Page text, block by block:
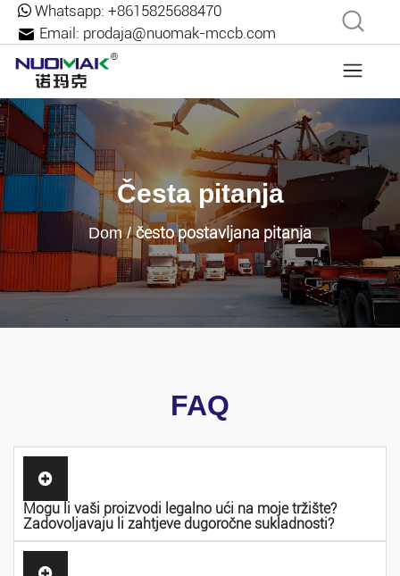
Whatsapp: +8615825688470
Email: prodaja@nuomak-mccb.com
Česta pitanja
Dom/često postavljana pitanja
FAQ
Mogu li vaši proizvodi legalno ući na moje tržište?
Zadovoljavaju li zahtjeve dugoročne sukladnosti?